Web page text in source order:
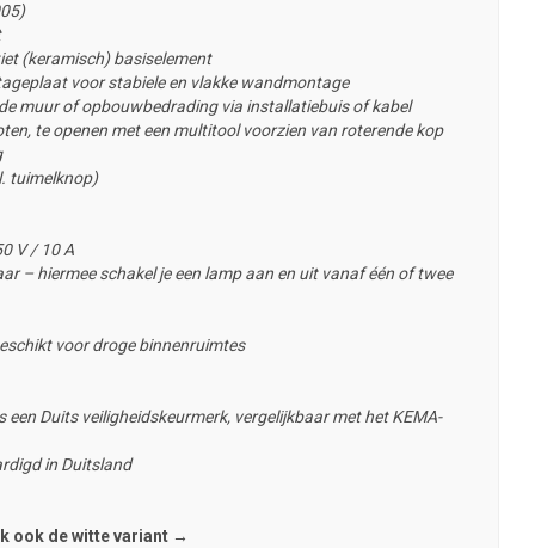
(keramisch) basiselement
voor stabiele en vlakke wandmontage
muur of opbouwbedrading via installatiebuis of kabel
te openen met een multitool voorzien van roterende kop
tuimelknop)
V / 10 A
– hiermee schakel je een lamp aan en uit vanaf één of twee
voor droge binnenruimtes
een Duits veiligheidskeurmerk, vergelijkbaar met het KEMA-
in Duitsland
ook de witte variant →